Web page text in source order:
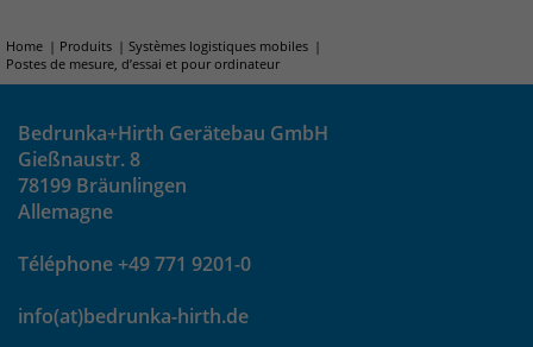
Home Produits
Systèmes logistiques mobiles
Postes de mesure, d’essai et pour ordinateur
Bedrunka+Hirth Gerätebau GmbH
Gießnaustr. 8
78199 Bräunlingen
Allemagne
Téléphone +49 771 9201-0
info(at)bedrunka-hirth.de
identifizieren. Die Daten werde lokal
auf unserem Server gespeichert und
unzugänglich.
Name
Anbieter Matomo
Laufzeit 30 Minuten